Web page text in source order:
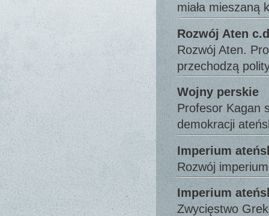
miała
Rozwój Aten
Rozwój Aten.
przechodzą
Wojny perskie
Profesor Kagan
demokracji
Imperium
Rozwój
Imperium
Zwycięstwo